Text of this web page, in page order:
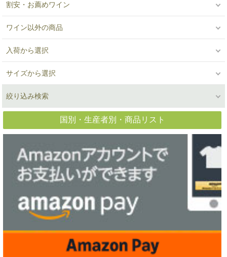
割安・お薦めワイン
ワイン以外の商品
入荷から選択
サイズから選択
絞り込み検索
国別・生産者別・商品リスト